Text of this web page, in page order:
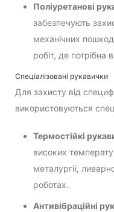
Поліуретанові
забезпечують
механічних
робіт, де потрібна
Спеціалізовані рукавички
Для захисту від
використовуються
Термостійкі
високих
металургії,
роботах.
Антивібраційні